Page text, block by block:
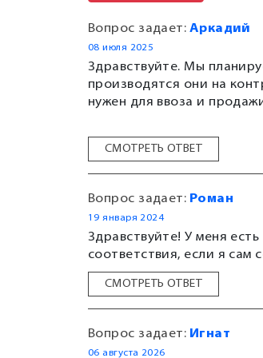
Вопрос задает: Аркадий
08 июля 2025
Здравствуйте. Мы
производятся они на
нужен для ввоза и
СМОТРЕТЬ ОТВЕТ
Вопрос задает: Роман
19 января 2024
Здравствуйте! У меня
соответствия, если я сам
СМОТРЕТЬ ОТВЕТ
Вопрос задает: Игнат
06 августа 2026